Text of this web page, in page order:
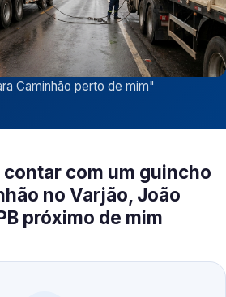
Caminhão perto de mim"
com um guincho
no Varjão, João
próximo de mim